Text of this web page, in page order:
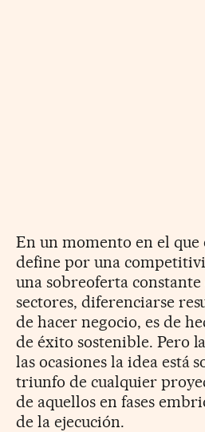
En un momento en el que
define por una
una sobreoferta constante
sectores, diferenciarse
de hacer negocio, es de
de éxito sostenible. Pero
las ocasiones la idea está
triunfo de cualquier
de aquellos en fases
de la ejecución.